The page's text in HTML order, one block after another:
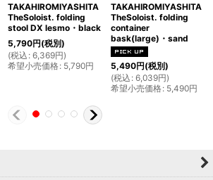
TAKAHIROMIYASHITA
TheSoloist. folding
stool DX lesmo・black
5,790円(税別)
(税込 : 6,369円)
希望小売価格: 5,790円
TAKAHIROMIYASHITA
TheSoloist. folding
container
bask(large)・sand
5,490円(税別)
(税込 : 6,039円)
希望小売価格: 5,490円